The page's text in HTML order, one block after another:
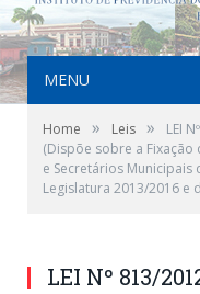
MENU
Home » Leis »
LEI
(Dispõe sobre a Fixação
e Secretários
Legislatura 2013/2016 e
LEI Nº 813/